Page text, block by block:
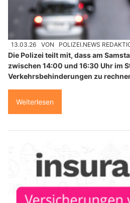
13.03.26 VON POLIZEI.NEWS
Die Polizei teilt mit, dass am
zwischen 14:00 und 16:30 Uhr im
Verkehrsbehinderungen zu
Weiterlesen